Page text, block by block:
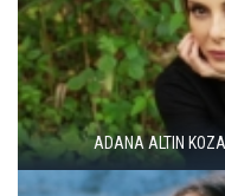
ADANA ALTIN